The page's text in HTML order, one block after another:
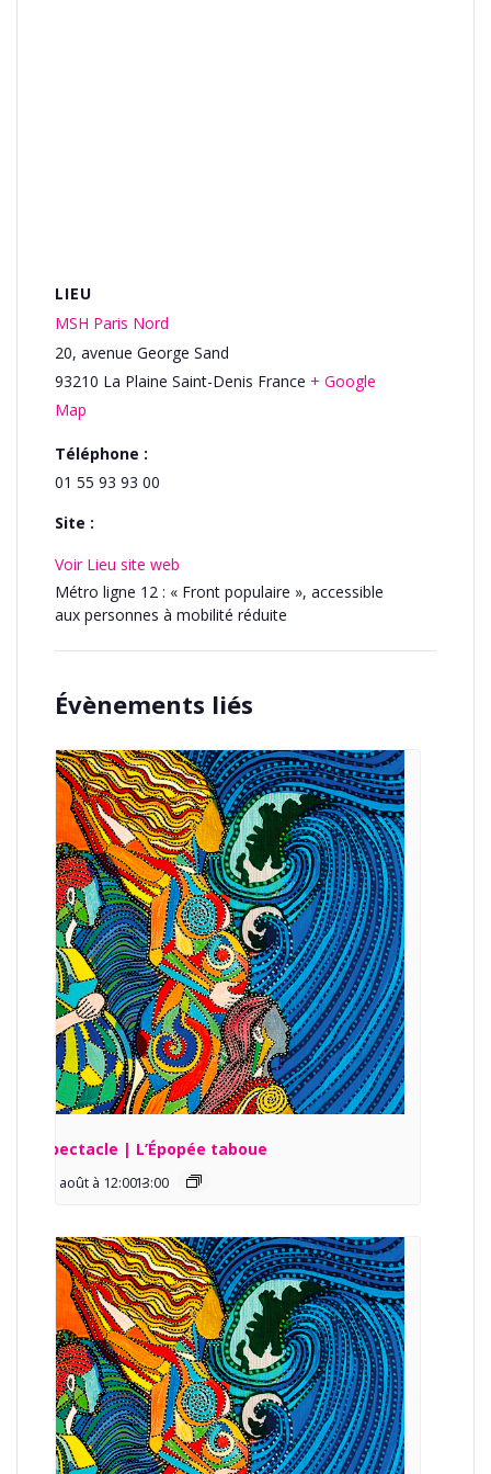
LIEU
MSH Paris Nord
20, avenue George Sand
93210 La Plaine Saint-Denis France + Google
Map
Téléphone :
01 55 93 93 00
Site :
Voir Lieu site web
Métro ligne 12 : « Front populaire », accessible
aux personnes à mobilité réduite
Évènements liés
Spectacle | L’Épopée taboue
13 août à 12:00 -
13:00